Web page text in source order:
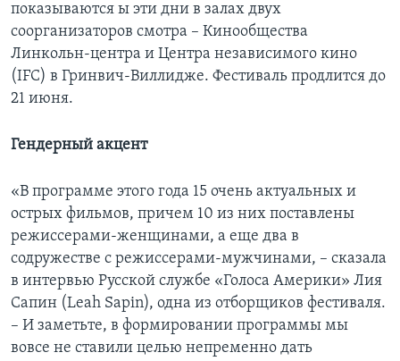
показываются ы эти дни в залах двух
соорганизаторов смотра – Кинообщества
Линкольн-центра и Центра независимого кино
(IFC) в Гринвич-Виллидже. Фестиваль продлится до
21 июня.
Гендерный акцент
«В программе этого года 15 очень актуальных и
острых фильмов, причем 10 из них поставлены
режиссерами-женщинами, а еще два в
содружестве с режиссерами-мужчинами, – сказала
в интервью Русской службе «Голоса Америки» Лия
Сапин (Leah Sapin), одна из отборщиков фестиваля.
– И заметьте, в формировании программы мы
вовсе не ставили целью непременно дать